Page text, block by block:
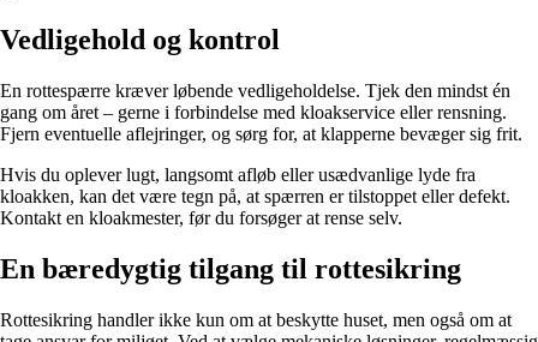
Vedligehold og kontrol
En rottespærre kræver løbende vedligeholdelse. Tjek den mindst én
gang om året – gerne i forbindelse med kloakservice eller rensning.
Fjern eventuelle aflejringer, og sørg for, at klapperne bevæger sig frit.
Hvis du oplever lugt, langsomt afløb eller usædvanlige lyde fra
kloakken, kan det være tegn på, at spærren er tilstoppet eller defekt.
Kontakt en kloakmester, før du forsøger at rense selv.
En bæredygtig tilgang til rottesikring
Rottesikring handler ikke kun om at beskytte huset, men også om at